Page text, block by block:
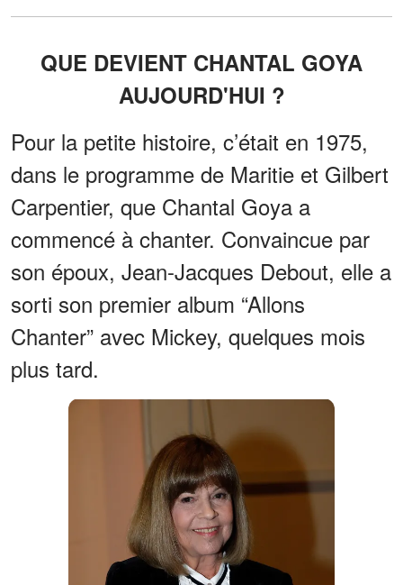
QUE DEVIENT CHANTAL GOYA
AUJOURD'HUI ?
Pour la petite histoire, c’était en 1975,
dans le programme de Maritie et Gilbert
Carpentier, que Chantal Goya a
commencé à chanter. Convaincue par
son époux, Jean-Jacques Debout, elle a
sorti son premier album “Allons
Chanter” avec Mickey, quelques mois
plus tard.